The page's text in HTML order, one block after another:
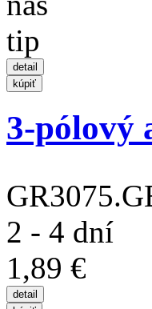
3-pólový
2 - 4 dní
1,89 €